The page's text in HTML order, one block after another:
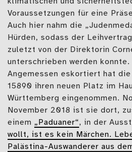
Voraussetzungen für eine
Auch hier nahm die
Hürden, sodass der
zuletzt von der Direktorin
unterschrieben werden konnte.
Angemessen eskortiert hat die
15890 ihren neuen Platz im
Württemberg eingenommen.
November 2018 ist sie dort,
einem „Paduaner“, in der
wollt, ist es kein Märchen.
Palästina-Auswanderer aus